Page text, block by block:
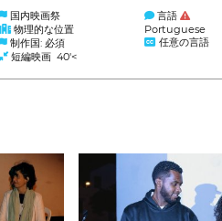
国内映画祭
物理的な位置
制作国: 必須
短編映画 40'<
言語
Portuguese
任意の言語